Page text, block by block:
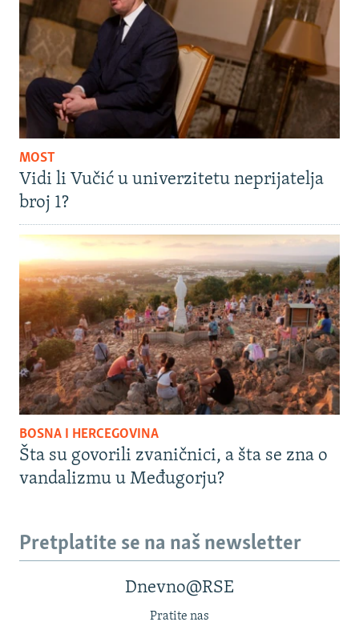
MOST
Vidi li Vučić u univerzitetu neprijatelja
broj 1?
BOSNA I HERCEGOVINA
Šta su govorili zvaničnici, a šta se zna o
vandalizmu u Međugorju?
Pretplatite se na naš newsletter
Dnevno@RSE
Pratite nas